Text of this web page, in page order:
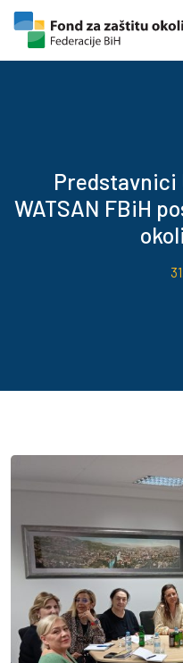
Skip to content
Skip to footer
Predstavnici
WATSAN FBiH